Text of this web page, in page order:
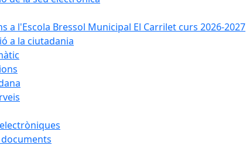
a l'Escola Bressol Municipal El Carrilet curs 2026-2027
a la ciutadania